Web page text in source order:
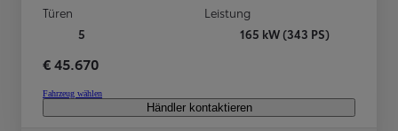
Türen
5
Leistung
165 kW (343 PS)
€ 45.670
Fahrzeug wählen
Händler kontaktieren